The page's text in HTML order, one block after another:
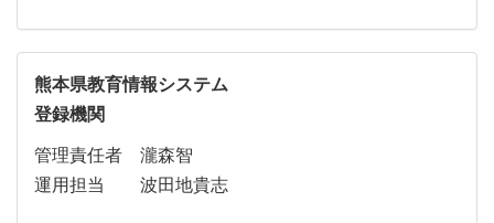
熊本県教育情報システム
登録機関
管理責任者 瀧森智
運用担当 波田地貴志